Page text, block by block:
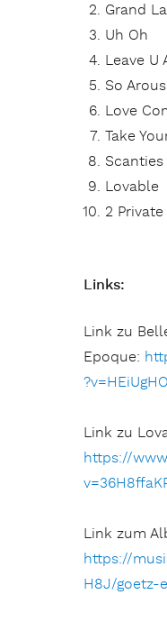
Grand
Uh Oh
Leave U
So
Love
Take
Lovable
2 Private
Links:
Link zu
Epoque:
Link zu
https://
Link zum
https://
H8J/goetz-